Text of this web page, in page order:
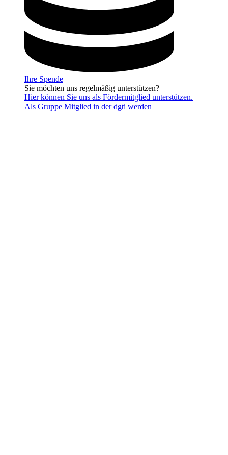
Ihre Spende
Sie möchten uns regelmäßig unterstützen?
Hier können Sie uns als Fördermitglied unterstützen.
Als Gruppe Mitglied in der dgti werden